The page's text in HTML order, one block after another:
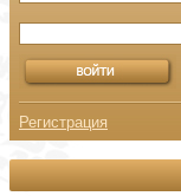
Регистрация